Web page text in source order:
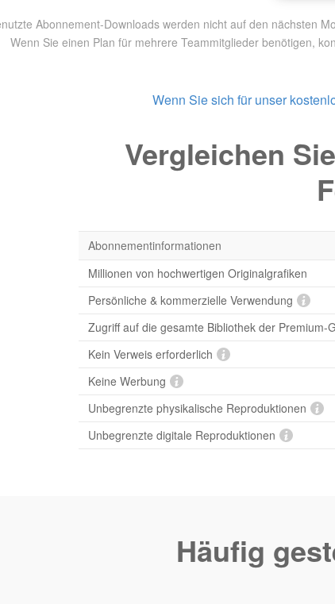
Abonnement-Downloads werden nicht auf den nächsten
Wenn Sie einen Plan für mehrere Teammitglieder benötigen,
Wenn Sie sich für unser
Vergleichen
Abonnementinformationen
Millionen von hochwertigen Originalgrafiken
Persönliche & kommerzielle Verwendung
Zugriff auf die gesamte Bibliothek der Premium-
Kein Verweis erforderlich
Keine Werbung
Unbegrenzte physikalische Reproduktionen
Unbegrenzte digitale Reproduktionen
Häufig